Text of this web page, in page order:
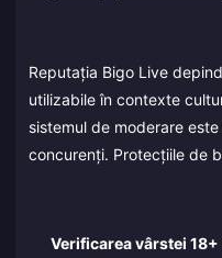
Reputația Bigo Live
utilizabile în contexte
sistemul de moderare
concurenți. Protecțiile de
Verificarea vârstei 18+